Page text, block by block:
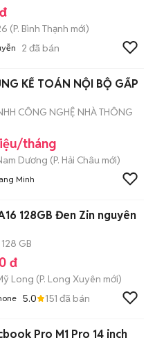
(P. Bình Thạnh mới)
2 đã bán
KẾ TOÁN NỘI BỘ GẤP
CÔNG NGHỆ NHÀ THÔNG
tháng
Dương (P. Hải Châu mới)
Minh
128GB Đen Zin nguyên
128 GB
đ
Long (P. Long Xuyên mới)
5.0 151 đã bán
Pro M1 Pro 14 inch